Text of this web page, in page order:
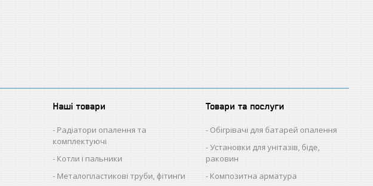
Наші товари
Радіатори опалення та
комплектуючі
Котли і пальники
Металопластикові труби, фітинги
Товари та послуги
Обігрівачі для батарей опалення
Установки для унітазів, біде,
раковин
Композитна арматура